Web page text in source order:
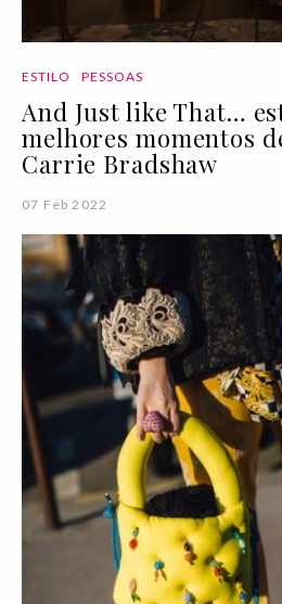
ESTILO PESSOAS
And Just like That…
melhores momentos
Carrie Bradshaw
07 Feb 2022